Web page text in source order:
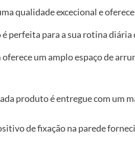
qualidade excecional e
perfeita para a sua rotina
um amplo espaço de
produto é entregue com um
de fixação na parede